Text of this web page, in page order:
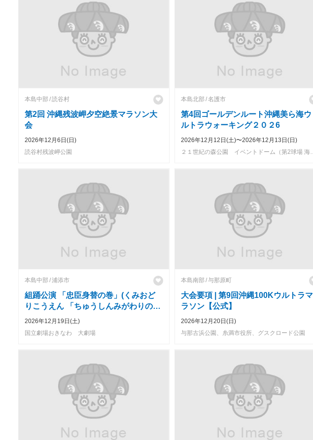
本島中部 読谷村
第2回 沖縄残波岬夕空絶景マラソン大
会
2026年12月6日(日)
読谷村残波岬公園
本島北部 名護市
第4回ゴールデンルート沖縄美ら海ウ
ルトラウォーキング２０２6
2026年12月12日(土)〜2026年12月13日(日)
２１世紀の森公園 イベントドーム（第2球場 海側）、那覇市 沖縄県庁前 県民広場
本島中部 浦添市
組踊公演 「忠臣身替の巻」(くみおど
りこうえん 「ちゅうしんみがわりのま
き」)
2026年12月19日(土)
国立劇場おきなわ 大劇場
本島南部 与那原町
大会要項 | 第9回沖縄100Kウルトラマ
ラソン【公式】
2026年12月20日(日)
与那古浜公園、糸満市役所、グスクロード公園